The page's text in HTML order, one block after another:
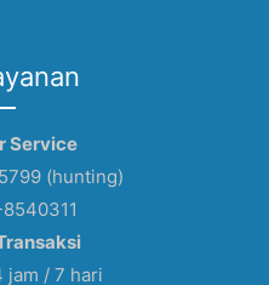
Service
(hunting)
jam / 7 hari